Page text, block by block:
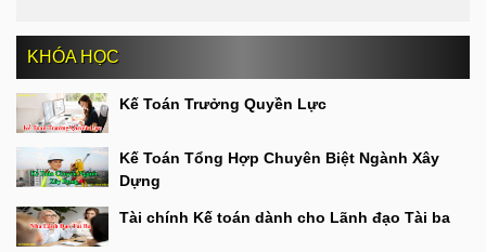
KHÓA HỌC
Kế Toán Trưởng Quyền Lực
Kế Toán Tổng Hợp Chuyên Biệt Ngành Xây
Dựng
Tài chính Kế toán dành cho Lãnh đạo Tài ba